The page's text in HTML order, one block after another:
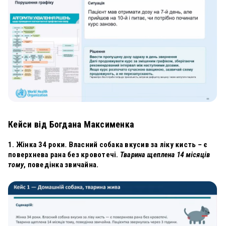
Кейси від Богдана Максименка
1. Жінка 34 роки. Власний собака вкусив за ліку кисть – є
поверхнева рана без кровотечі. Тварина щеплена 14 місяців
тому, поведінка звичайна.